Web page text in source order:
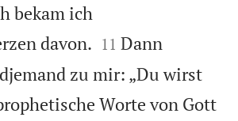
bekam ich
davon. 

11 Dann
zu mir: „Du wirst
Worte von Gott